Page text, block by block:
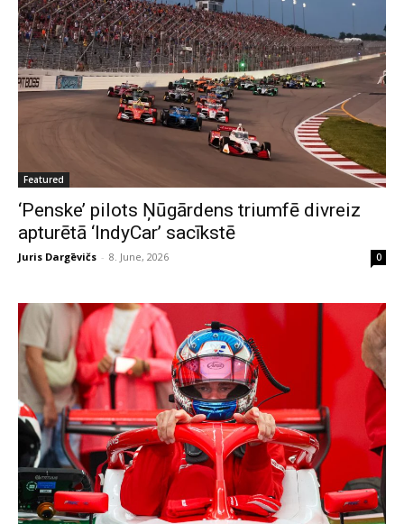
Featured
‘Penske’ pilots Ņūgārdens triumfē divreiz
apturētā ‘IndyCar’ sacīkstē
Juris Dargēvičs - 8. June, 2026 0